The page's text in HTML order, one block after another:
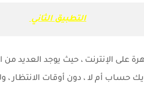
التطبيق الثاني
على الإنترنت ، حيث يوجد العديد
حساب أم لا ، دون أوقات الانتظار ،